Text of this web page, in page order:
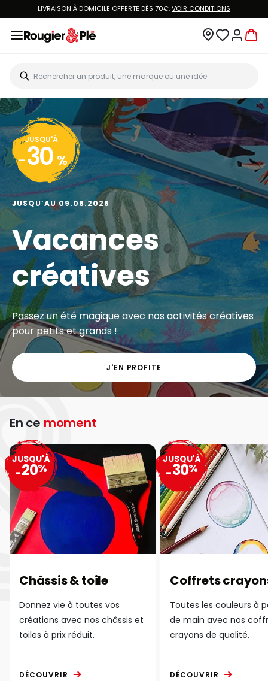
LIVRAISON À DOMICILE OFFERTE DÈS 70€.VOIR CONDITIONS
JUSQU'À
- 30 %
JUSQU’AU 09.08.2026
Vacances
créatives
Passez un été magique avec nos activités créatives
pour petits et grands !
J'EN PROFITE
En ce moment
Châssis & toile
Donnez vie à toutes vos
créations avec nos châssis et
toiles à prix réduit.
DÉCOUVRIR
JUSQU'À
-20%
Coffrets
Toutes les couleurs à
de main avec nos
crayons de qualité.
DÉCOUVRIR
JUSQU'À
-30%